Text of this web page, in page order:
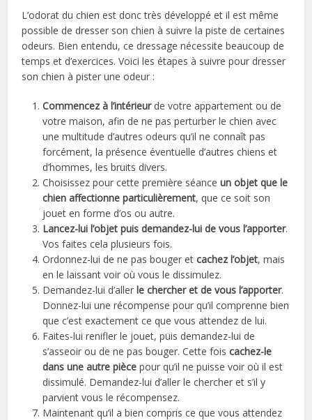
L’odorat du chien est donc très développé et il est même
possible de dresser son chien à suivre la piste de certaines
odeurs. Bien entendu, ce dressage nécessite beaucoup de
temps et d’exercices. Voici les étapes à suivre pour dresser
son chien à pister une odeur :
Commencez à l’intérieurde votre appartement ou de
votre maison, afin de ne pas perturber le chien avec
une multitude d’autres odeurs qu’il ne connaît pas
forcément, la présence éventuelle d’autres chiens et
d’hommes, les bruits divers.
Choisissez pour cette première séanceun objet que le
chien affectionne particulièrement, que ce soit son
jouet en forme d’os ou autre.
Lancez-lui l’objet puis demandez-lui de vous l’apporter.
Vos faites cela plusieurs fois.
Ordonnez-lui de ne pas bouger etcachez l’objet, mais
en le laissant voir où vous le dissimulez.
Demandez-lui d’aller le chercher et de vous l’apporter.
Donnez-lui une récompense pour qu’il comprenne bien
que c’est exactement ce que vous attendez de lui.
Faites-lui renifler le jouet, puis demandez-lui de
s’asseoir ou de ne pas bouger. Cette foiscachez-le
dans une autre pièce pour qu’il ne puisse voir où il est
dissimulé. Demandez-lui d’aller le chercher et s’il y
parvient vous le récompensez.
Maintenant qu’il a bien compris ce que vous attendez